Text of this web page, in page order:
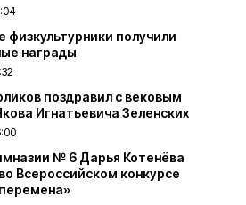
физкультурники получили
награды
поздравил с вековым
Игнатьевича Зеленских
№ 6 Дарья Котенёва
Всероссийском конкурсе